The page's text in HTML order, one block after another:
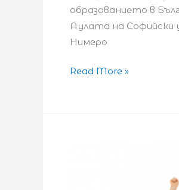
образованието в
Аулата на Софийски
Нимеро
11.
Read More »